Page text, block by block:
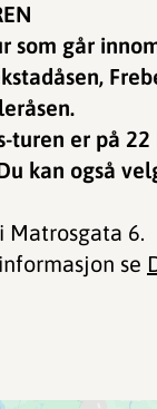
som går
turen er på
kan også
Matrosgata 6.
se